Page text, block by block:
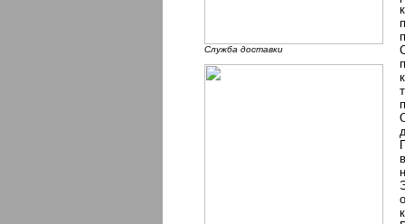
Служба доставки